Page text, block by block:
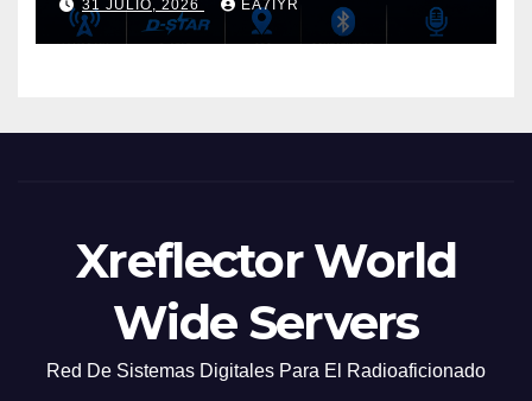
31 JULIO, 2026 EA7IYR
Xreflector World
Wide Servers
Red De Sistemas Digitales Para El Radioaficionado